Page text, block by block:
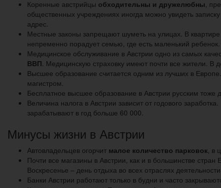
Коренные австрийцы обходительны и дружелюбны ,
общественных учреждениях иногда можно увидеть
адрес.
Местные законы запрещают шуметь на улицах. В
непременно порадует семью, где есть маленький ребенок.
Медицинское обслуживание в Австрии одно из самых
ВВП . Медицинскую страховку имеют почти все жители. В
Высшее образование считается одним из лучших в
магистром.
Бесплатное высшее образование в Австрии русским
Величина налога в Австрии зависит от годового
зарабатывают в год больше 60 000.
Минусы жизни в Австрии
Автовладельцев огорчит малое количество парковок ,
Почти все магазины в Австрии, как и в большинстве
Воскресенье – день отдыха во всех отраслях
Банки Австрии работают только в будни и часто